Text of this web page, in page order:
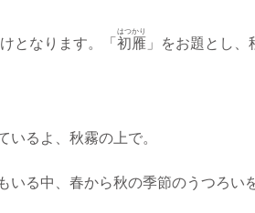
となります。「 初雁
はつかり
」をお題とし
るよ、秋霧の上で。
いる中、春から秋の季節のうつろい